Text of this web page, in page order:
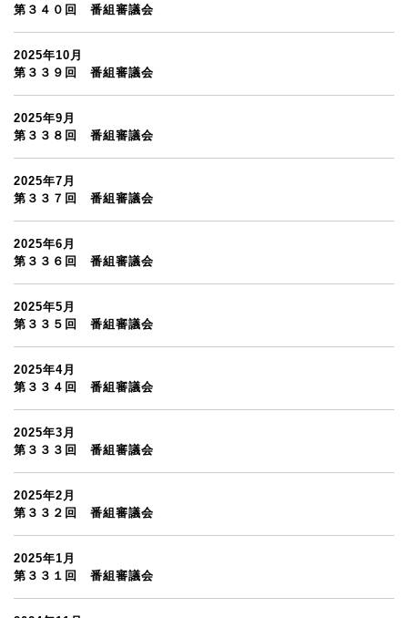
第３４０回 番組審議会
2025年10月
第３３９回 番組審議会
2025年9月
第３３８回 番組審議会
2025年7月
第３３７回 番組審議会
2025年6月
第３３６回 番組審議会
2025年5月
第３３５回 番組審議会
2025年4月
第３３４回 番組審議会
2025年3月
第３３３回 番組審議会
2025年2月
第３３２回 番組審議会
2025年1月
第３３１回 番組審議会